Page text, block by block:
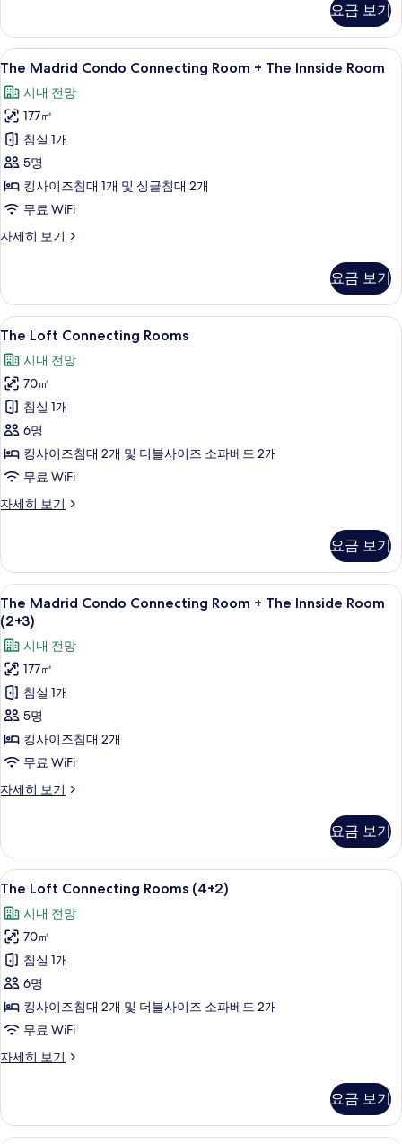
두
보
기
+
The
Innside
(2+3)
자
세
히
보
기
요금 보기
The
Madrid
Condo
Connecting
Room
+
The
Innside
Room
사
모
두
보
기
7
The Madrid Condo Connecting Room + The Innside Room
시내 전망
177㎡
침실 1개
5명
킹사이즈침대 1개 및 싱글침대 2개
무료 WiFi
자세히 보기
The
Room
The
Room
자
세
히
보
기
요금 보기
The
Loft
Connecting
Rooms
사
진
모
두
보
5
The Loft Connecting Rooms
시내 전망
70㎡
침실 1개
6명
킹사이즈침대 2개 및 더블사이즈 소파베드 2개
무료 WiFi
자세히 보기
The
자
세
히
보
기
요금 보기
The
Madrid
Condo
Connecting
Room
+
The
Innside
Room
사
모
두
보
기
6
The Madrid Condo Connecting Room + The Innside Room
(2+3)
시내 전망
177㎡
침실 1개
5명
킹사이즈침대 2개
무료 WiFi
자세히 보기
The
Room
The
Room
(2+3)
자
세
히
보
기
요금 보기
The
Loft
Connecting
Rooms
(4+2)
사
진
모
두
5
The Loft Connecting Rooms (4+2)
시내 전망
70㎡
침실 1개
6명
킹사이즈침대 2개 및 더블사이즈 소파베드 2개
무료 WiFi
자세히 보기
The
(4+2)
자
요금 보기